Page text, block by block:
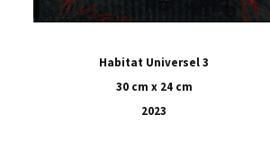
Habitat Universel 3
30 cm x 24 cm
2023